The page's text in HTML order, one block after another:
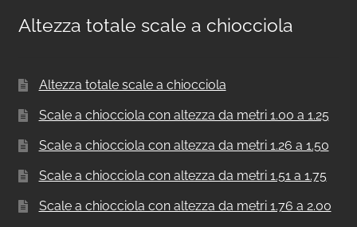
Altezza totale scale a chiocciola
Altezza totale scale a chiocciola
Scale a chiocciola con altezza da metri 1.00 a 1.25
Scale a chiocciola con altezza da metri 1.26 a 1.50
Scale a chiocciola con altezza da metri 1.51 a 1.75
Scale a chiocciola con altezza da metri 1.76 a 2.00